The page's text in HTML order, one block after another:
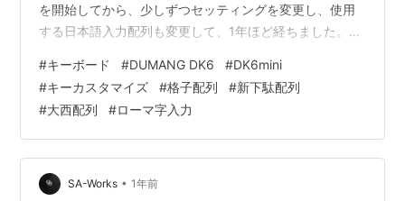
を開始してから、少しずつセッティングを変更し、使用
する日本語入力配列も変更して、1年ほど経ちました。こ
す。 格子配列キーボードってどうよ？ なぜ格子配列とロ
ウスタッガードを使い分けられるのか？ 新下駄配列と格
子配列 大西配列と格子配列 ローマ字入力と格子配列は？
左右分割キーボードってどうよ？ これからもDK6 miniを
使っていきます これまでのキーボード遍歴 格子配列・左
右分割キー…
#キーボード #DUMANG DK6 #DK6mini
#キーカスタマイズ #格子配列 #新下駄配列
#大西配列 #ローマ字入力
SA-Works • 1年前